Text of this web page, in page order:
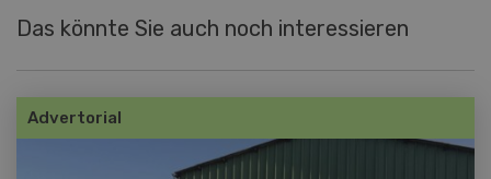
Das könnte Sie auch noch interessieren
Advertorial